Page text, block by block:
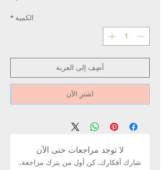
الكمية *
أضِف إلى العربة
اشترِ الآن
لا توجد مراجعات حتى الآن
شارك أفكارك. كن أول من يترك مراجعة.